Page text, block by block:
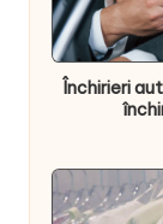
Posted
in
Închirieri